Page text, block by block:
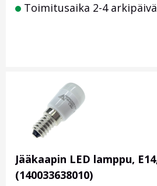
Toimitusaika 2-4
Jääkaapin LED lamppu,
(140033638010)